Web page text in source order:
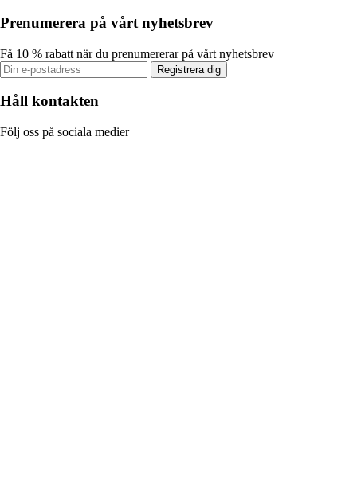
Prenumerera på vårt nyhetsbrev
Få 10 % rabatt när du prenumererar på vårt nyhetsbrev
Registrera dig
Håll kontakten
Följ oss på sociala medier